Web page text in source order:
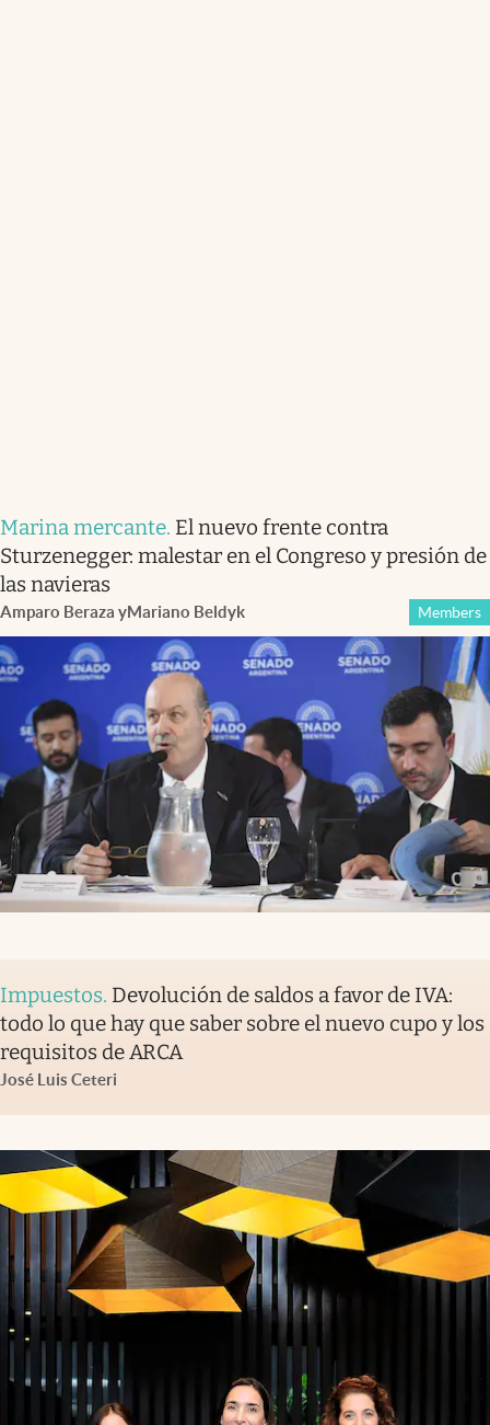
Marina mercante. El nuevo frente contra
Sturzenegger: malestar en el Congreso y presión de
las navieras
Amparo Beraza yMariano Beldyk Members
Impuestos. Devolución de saldos a favor de IVA:
todo lo que hay que saber sobre el nuevo cupo y los
requisitos de ARCA
José Luis Ceteri